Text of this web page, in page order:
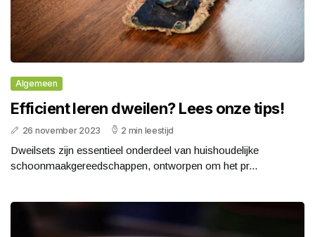
Algemeen
Efficient leren dweilen? Lees onze tips!
26 november 2023 2 min leestijd
Dweilsets zijn essentieel onderdeel van huishoudelijke
schoonmaakgereedschappen, ontworpen om het pr...